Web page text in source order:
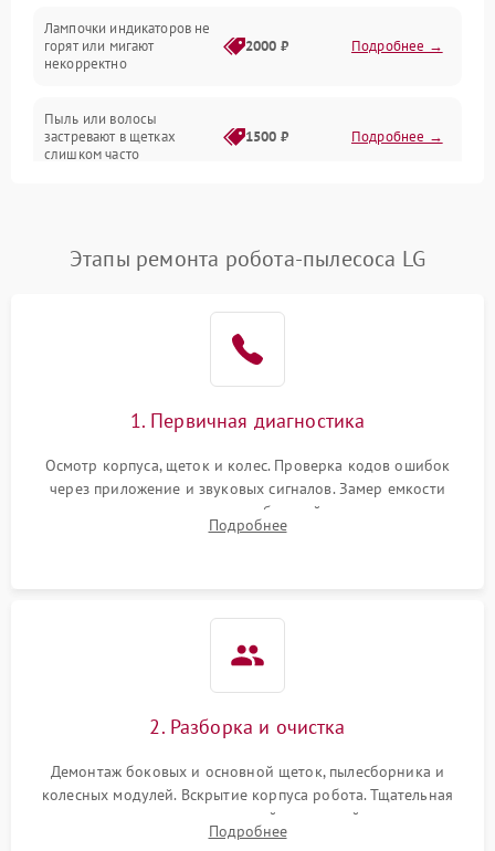
Батарея
Программные сбои
Лампочки индикаторов не
горят или мигают
некорректно
2000 ₽ Подробнее →
Пыль или волосы
застревают в щетках
слишком часто
1500 ₽ Подробнее →
Этапы ремонта робота-пылесоса LG
1. Первичная диагностика
Осмотр корпуса, щеток и колес. Проверка кодов ошибок
через приложение и звуковых сигналов. Замер емкости
аккумулятора и тестирование базовой станции зарядки.
Оценка работы лидара, бампера и датчиков падения для
Подробнее
2. Разборка и очистка
Демонтаж боковых и основной щеток, пылесборника и
колесных модулей. Вскрытие корпуса робота. Тщательная
очистка внутренних полостей, шестерней и плат от
скопившейся пыли, волос и шерсти животных с
Подробнее